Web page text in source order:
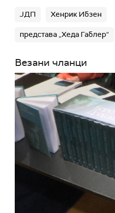
ЈДП Хенрик Ибзен
представа „Хеда Габлер“
Везани чланци